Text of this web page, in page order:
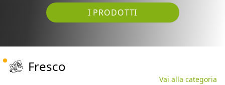
I PRODOTTI
Fresco
Vai alla categoria